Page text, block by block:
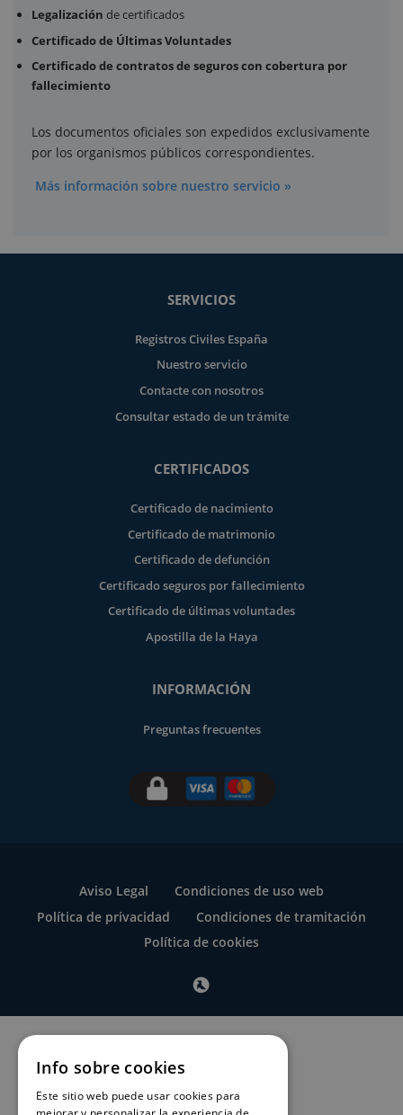
Legalización de certificados
Certificado de Últimas Voluntades
Certificado de contratos de seguros con cobertura por
fallecimiento
Los documentos oficiales son expedidos exclusivamente
por los organismos públicos correspondientes.
Más información sobre nuestro servicio »
SERVICIOS
Registros Civiles España
Nuestro servicio
Contacte con nosotros
Consultar estado de un trámite
CERTIFICADOS
Certificado de nacimiento
Certificado de matrimonio
Certificado de defunción
Certificado seguros por fallecimiento
Certificado de últimas voluntades
Apostilla de la Haya
INFORMACIÓN
Preguntas frecuentes
Aviso Legal
Condiciones de uso web
Política de privacidad
Condiciones de tramitación
Política de cookies
Info sobre cookies
Este sitio web puede usar cookies para